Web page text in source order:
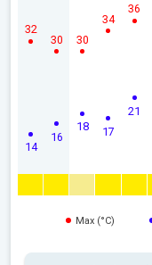
14
32
16
30
18
30
17
34
21
36
Max (°C)